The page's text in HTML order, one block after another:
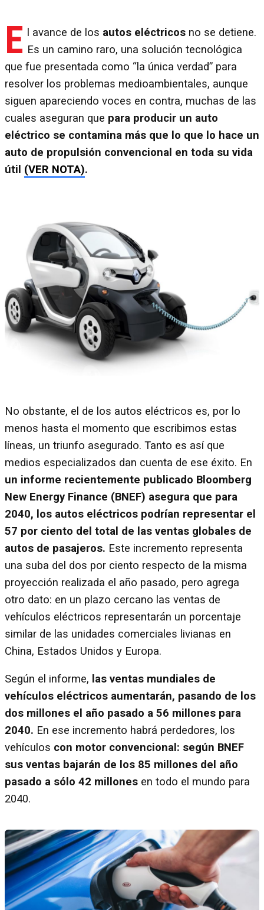
E l avance de los autos eléctricos no se detiene.
Es un camino raro, una solución tecnológica
que fue presentada como “la única verdad” para
resolver los problemas medioambientales, aunque
siguen apareciendo voces en contra, muchas de las
cuales aseguran que para producir un auto
eléctrico se contamina más que lo que lo hace un
auto de propulsión convencional en toda su vida
útil (VER NOTA).
No obstante, el de los autos eléctricos es, por lo
menos hasta el momento que escribimos estas
líneas, un triunfo asegurado. Tanto es así que
medios especializados dan cuenta de ese éxito. En
un informe recientemente publicado Bloomberg
New Energy Finance (BNEF) asegura que para
2040, los autos eléctricos podrían representar el
57 por ciento del total de las ventas globales de
autos de pasajeros. Este incremento representa
una suba del dos por ciento respecto de la misma
proyección realizada el año pasado, pero agrega
otro dato: en un plazo cercano las ventas de
vehículos eléctricos representarán un porcentaje
similar de las unidades comerciales livianas en
China, Estados Unidos y Europa.
Según el informe, las ventas mundiales de
vehículos eléctricos aumentarán, pasando de los
dos millones el año pasado a 56 millones para
2040. En ese incremento habrá perdedores, los
vehículos con motor convencional: según BNEF
sus ventas bajarán de los 85 millones del año
pasado a sólo 42 millones en todo el mundo para
2040.